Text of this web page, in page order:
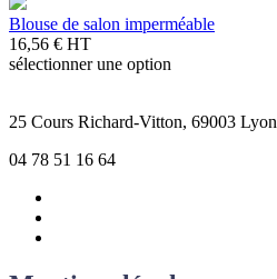
prix :
à
Blouse de salon imperméable
16,56 € HT
sélectionner une option
25 Cours Richard-Vitton, 69003 Lyon
04 78 51 16 64